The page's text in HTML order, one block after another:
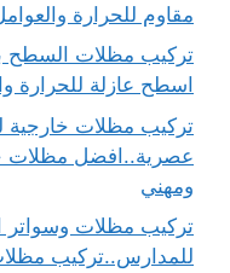
مقاوم للحرارة
اسطح عازلة للحرارة
تركيب مظلات خارجية
عصرية..افضل مظلات
ومهني
تركيب مظلات وسواتر
للمدارس..تركيب